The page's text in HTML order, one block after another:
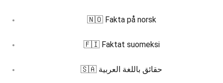
🇳🇴 Fakta på norsk
🇫🇮 Faktat suomeksi
🇸🇦 حقائق باللغة العربية